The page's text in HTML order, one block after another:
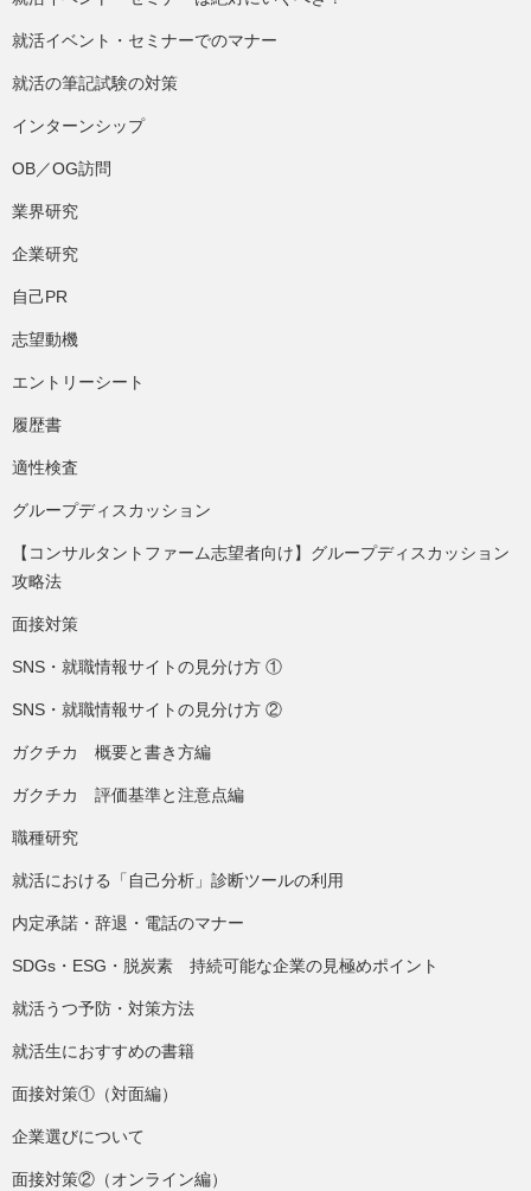
就活イベント・セミナーでのマナー
就活の筆記試験の対策
インターンシップ
OB／OG訪問
業界研究
企業研究
自己PR
志望動機
エントリーシート
履歴書
適性検査
グループディスカッション
【コンサルタントファーム志望者向け】グループディスカッション
攻略法
面接対策
SNS・就職情報サイトの見分け方 ①
SNS・就職情報サイトの見分け方 ②
ガクチカ 概要と書き方編
ガクチカ 評価基準と注意点編
職種研究
就活における「自己分析」診断ツールの利用
内定承諾・辞退・電話のマナー
SDGs・ESG・脱炭素 持続可能な企業の見極めポイント
就活うつ予防・対策方法
就活生におすすめの書籍
面接対策①（対面編）
企業選びについて
面接対策②（オンライン編）